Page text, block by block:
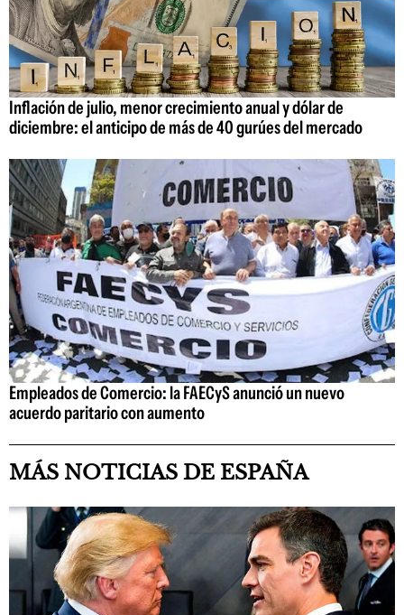
Inflación de julio, menor crecimiento anual y dólar de
diciembre: el anticipo de más de 40 gurúes del mercado
Empleados de Comercio: la FAECyS anunció un nuevo
acuerdo paritario con aumento
MÁS NOTICIAS DE ESPAÑA